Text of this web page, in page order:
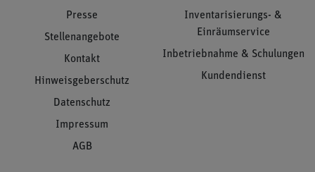
Presse
Stellenangebote
Kontakt
Hinweisgeberschutz
Datenschutz
Impressum
AGB
Inventarisierungs- &
Einräumservice
Inbetriebnahme & Schulungen
Kundendienst